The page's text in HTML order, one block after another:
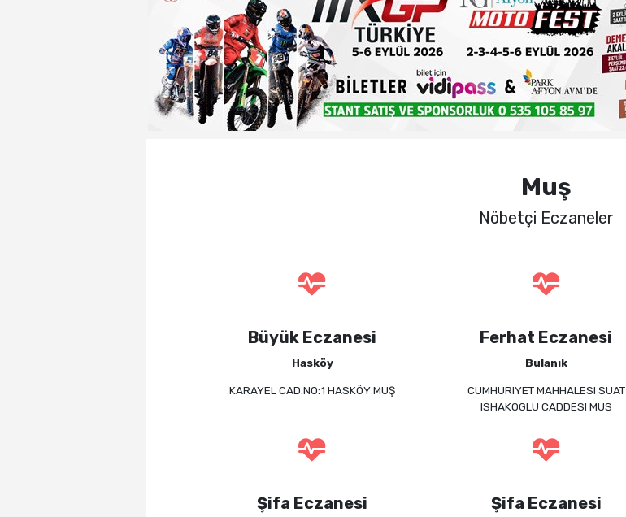
23:08 - PARKHAYAT Hastanesi'nde sezon öncesi sağlık kontrolleri tamamlandı
Muş
Nöbetçi Eczaneler
Büyük Eczanesi
Hasköy
KARAYEL CAD.NO:1 HASKÖY MUŞ
Ferhat Eczanesi
Bulanık
CUMHURIYET MAHHALESI SUAT
ISHAKOGLU CADDESI MUS
Şifa Eczanesi Şifa Eczanesi